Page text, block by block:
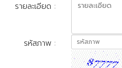
รายละเอียด :
รหัสภาพ :